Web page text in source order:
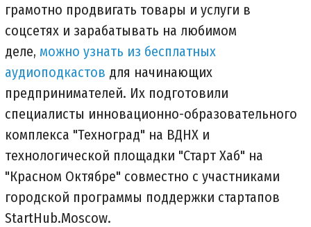
грамотно продвигать товары и услуги в
соцсетях и зарабатывать на любимом
деле, можно узнать из бесплатных
аудиоподкастов для начинающих
предпринимателей. Их подготовили
специалисты инновационно-образовательного
комплекса "Техноград" на ВДНХ и
технологической площадки "Старт Хаб" на
"Красном Октябре" совместно с участниками
городской программы поддержки стартапов
StartHub.Moscow.